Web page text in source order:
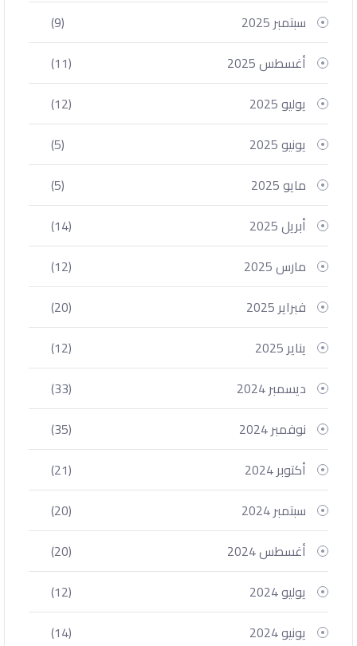
سبتمبر 2025
(9)
أغسطس 2025
(11)
يوليو 2025
(12)
يونيو 2025
(5)
مايو 2025
(5)
أبريل 2025
(14)
مارس 2025
(12)
فبراير 2025
(20)
يناير 2025
(12)
ديسمبر 2024
(33)
نوفمبر 2024
(35)
أكتوبر 2024
(21)
سبتمبر 2024
(20)
أغسطس 2024
(20)
يوليو 2024
(12)
يونيو 2024
(14)